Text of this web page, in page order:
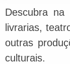
Descubra na
livrarias,
outras
culturais.